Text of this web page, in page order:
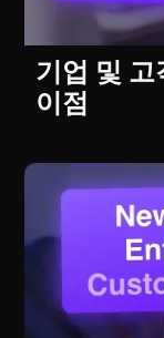
기업 및
이점